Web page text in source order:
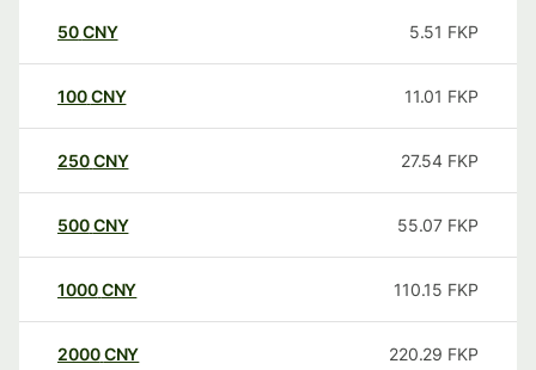
50CNY 5.51 FKP
100CNY 11.01 FKP
250CNY 27.54 FKP
500CNY 55.07 FKP
1000CNY 110.15 FKP
2000CNY 220.29 FKP